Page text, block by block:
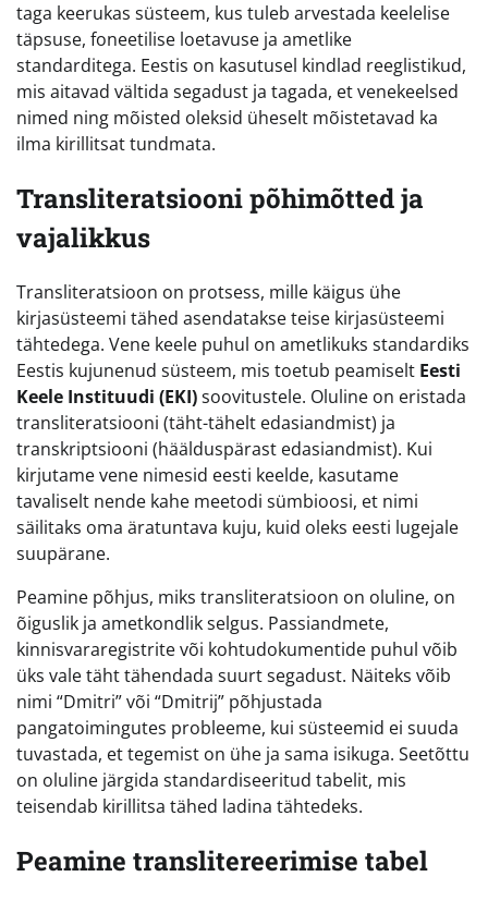
taga keerukas süsteem, kus tuleb arvestada keelelise
täpsuse, foneetilise loetavuse ja ametlike
standarditega. Eestis on kasutusel kindlad reeglistikud,
mis aitavad vältida segadust ja tagada, et venekeelsed
nimed ning mõisted oleksid üheselt mõistetavad ka
ilma kirillitsat tundmata.
Transliteratsiooni põhimõtted ja
vajalikkus
Transliteratsioon on protsess, mille käigus ühe
kirjasüsteemi tähed asendatakse teise kirjasüsteemi
tähtedega. Vene keele puhul on ametlikuks standardiks
Eestis kujunenud süsteem, mis toetub peamiselt Eesti
Keele Instituudi (EKI)soovitustele. Oluline on eristada
transliteratsiooni (täht-tähelt edasiandmist) ja
transkriptsiooni (häälduspärast edasiandmist). Kui
kirjutame vene nimesid eesti keelde, kasutame
tavaliselt nende kahe meetodi sümbioosi, et nimi
säilitaks oma äratuntava kuju, kuid oleks eesti lugejale
suupärane.
Peamine põhjus, miks transliteratsioon on oluline, on
õiguslik ja ametkondlik selgus. Passiandmete,
kinnisvararegistrite või kohtudokumentide puhul võib
üks vale täht tähendada suurt segadust. Näiteks võib
nimi “Dmitri” või “Dmitrij” põhjustada
pangatoimingutes probleeme, kui süsteemid ei suuda
tuvastada, et tegemist on ühe ja sama isikuga. Seetõttu
on oluline järgida standardiseeritud tabelit, mis
teisendab kirillitsa tähed ladina tähtedeks.
Peamine translitereerimise tabel